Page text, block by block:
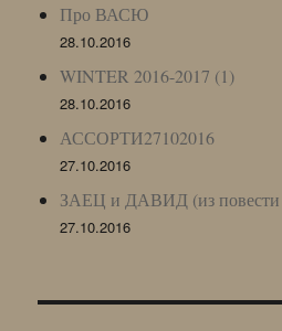
Про ВАСЮ
28.10.2016
WINTER 2016-2017 (1)
28.10.2016
АССОРТИ27102016
27.10.2016
ЗАЕЦ и ДАВИД (из повести
27.10.2016